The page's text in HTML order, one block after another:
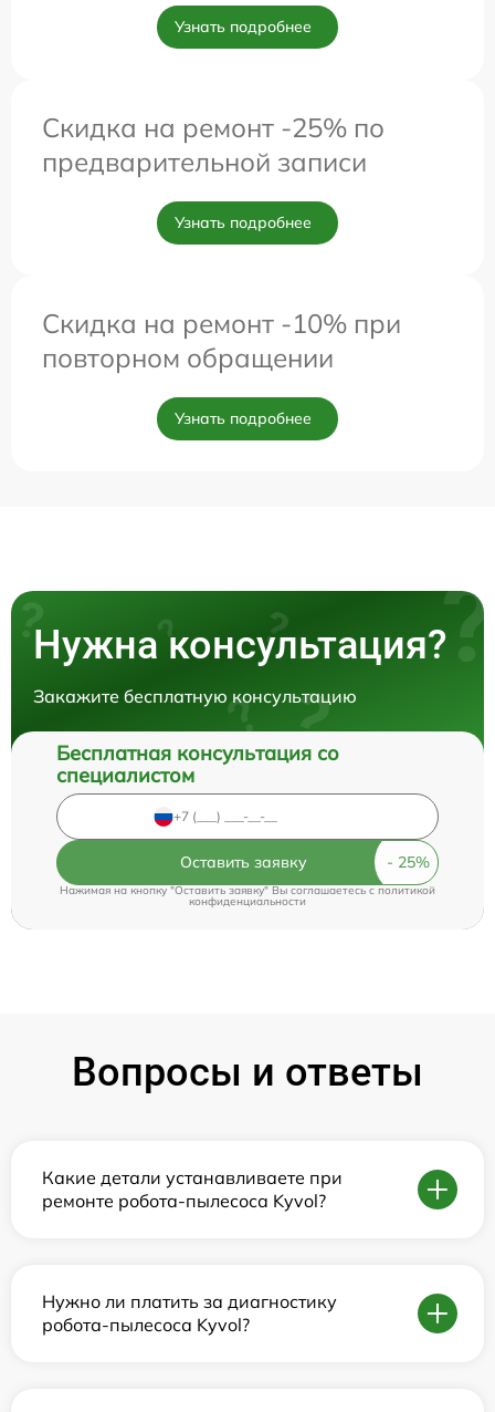
Узнать подробнее
Скидка на ремонт -25% по
предварительной записи
Узнать подробнее
Скидка на ремонт -10% при
повторном обращении
Узнать подробнее
Нужна консультация?
Закажите бесплатную консультацию
Бесплатная консультация со
специалистом
Оставить заявку
Нажимая на кнопку "Оставить заявку" Вы соглашаетесь cполитикой
конфиденциальности
Вопросы и ответы
Какие детали устанавливаете при
ремонте робота-пылесоса Kyvol?
Нужно ли платить за диагностику
робота-пылесоса Kyvol?